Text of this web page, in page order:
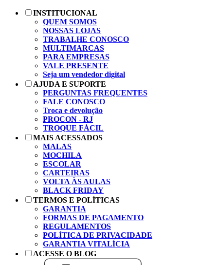
INSTITUCIONAL
QUEM SOMOS
NOSSAS LOJAS
TRABALHE CONOSCO
MULTIMARCAS
PARA EMPRESAS
VALE PRESENTE
Seja um vendedor digital
AJUDA E SUPORTE
PERGUNTAS FREQUENTES
FALE CONOSCO
Troca e devolução
PROCON - RJ
TROQUE FÁCIL
MAIS ACESSADOS
MALAS
MOCHILA
ESCOLAR
CARTEIRAS
VOLTA ÀS AULAS
BLACK FRIDAY
TERMOS E POLÍTICAS
GARANTIA
FORMAS DE PAGAMENTO
REGULAMENTOS
POLÍTICA DE PRIVACIDADE
GARANTIA VITALÍCIA
ACESSE O BLOG